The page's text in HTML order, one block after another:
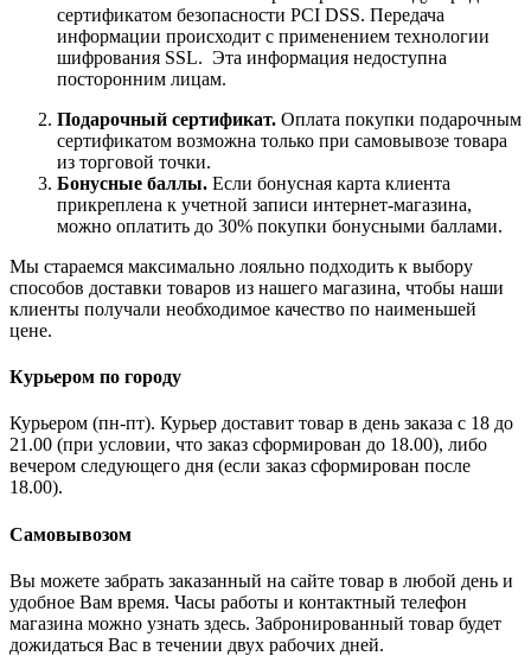
сертификатом безопасности PCI DSS. Передача
информации происходит с применением технологии
шифрования SSL. Эта информация недоступна
посторонним лицам.
Подарочный сертификат. Оплата покупки подарочным
сертификатом возможна только при самовывозе товара
из торговой точки.
Бонусные баллы. Если бонусная карта клиента
прикреплена к учетной записи интернет-магазина,
можно оплатить до 30% покупки бонусными баллами.
Мы стараемся максимально лояльно подходить к выбору
способов доставки товаров из нашего магазина, чтобы наши
клиенты получали необходимое качество по наименьшей
цене.
Курьером по городу
Курьером (пн-пт). Курьер доставит товар в день заказа с 18 до
21.00 (при условии, что заказ сформирован до 18.00), либо
вечером следующего дня (если заказ сформирован после
18.00).
Самовывозом
Вы можете забрать заказанный на сайте товар в любой день и
удобное Вам время. Часы работы и контактный телефон
магазина можно узнать здесь. Забронированный товар будет
дожидаться Вас в течении двух рабочих дней.